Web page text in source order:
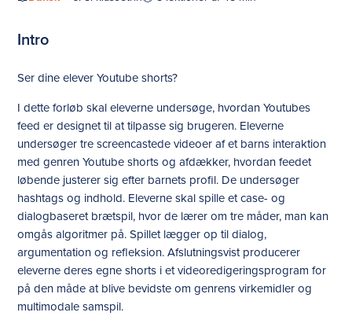
Intro
Ser dine elever Youtube shorts?
I dette forløb skal eleverne undersøge, hvordan Youtubes
feed er designet til at tilpasse sig brugeren. Eleverne
undersøger tre screencastede videoer af et barns interaktion
med genren Youtube shorts og afdækker, hvordan feedet
løbende justerer sig efter barnets profil. De undersøger
hashtags og indhold. Eleverne skal spille et case- og
dialogbaseret brætspil, hvor de lærer om tre måder, man kan
omgås algoritmer på. Spillet lægger op til dialog,
argumentation og refleksion. Afslutningsvist producerer
eleverne deres egne shorts i et videoredigeringsprogram for
på den måde at blive bevidste om genrens virkemidler og
multimodale samspil.